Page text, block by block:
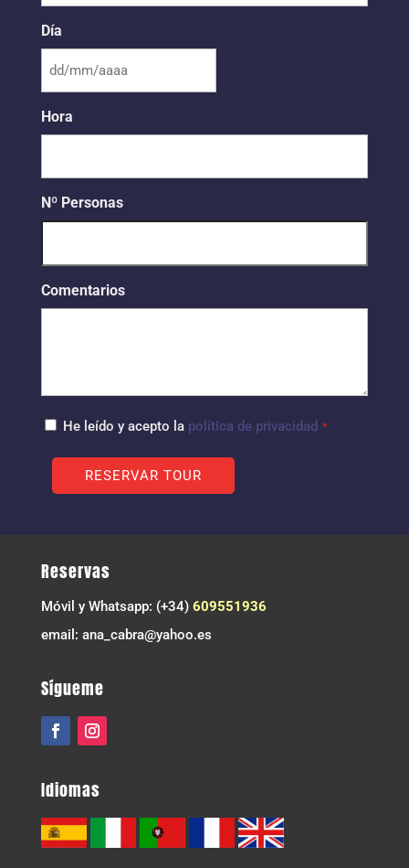
Día
DD
MM
barra
Hora
Nº Personas
Comentarios
consHe leído y acepto la política de privacidad *
Reservas
Móvil y Whatsapp: (+34) 609551936
email: ana_cabra@yahoo.es
Sígueme
Idiomas